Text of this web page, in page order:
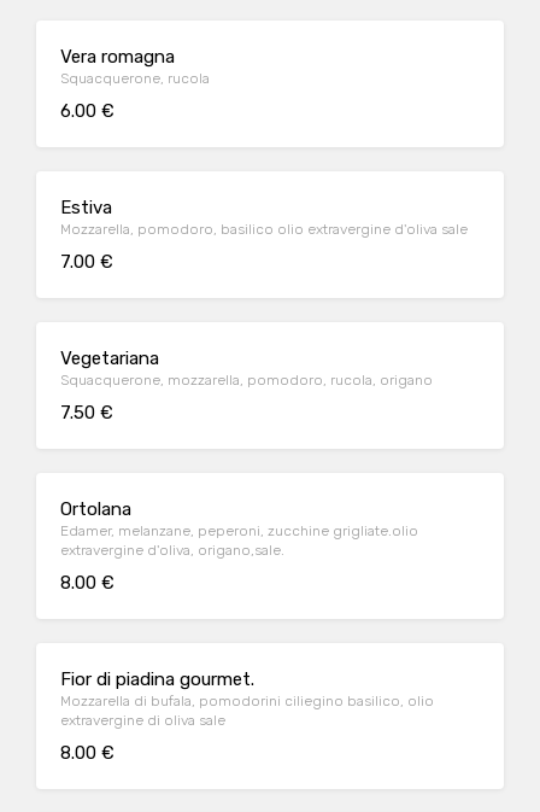
Vera romagna
Squacquerone, rucola
6.00 €
Estiva
Mozzarella, pomodoro, basilico olio extravergine d'oliva sale
7.00 €
Vegetariana
Squacquerone, mozzarella, pomodoro, rucola, origano
7.50 €
Ortolana
Edamer, melanzane, peperoni, zucchine grigliate.olio
extravergine d'oliva, origano,sale.
8.00 €
Fior di piadina gourmet.
Mozzarella di bufala, pomodorini ciliegino basilico, olio
extravergine di oliva sale
8.00 €